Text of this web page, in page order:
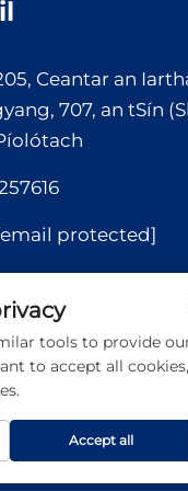
Ceantar an
707, an tSín
protected]
Yuerui
ceart ar fáil.
tools to provide
to accept all cookies,
Accept all